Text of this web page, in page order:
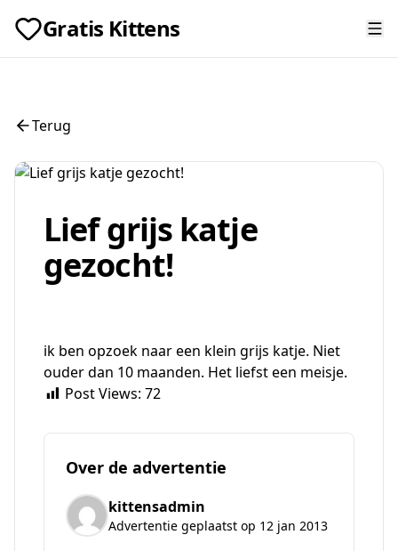
Gratis Kittens
Terug
Lief grijs katje
gezocht!
ik ben opzoek naar een klein grijs katje. Niet
ouder dan 10 maanden. Het liefst een meisje.
Post Views: 72
Over de advertentie
kittensadmin
Advertentie geplaatst op 12 jan 2013